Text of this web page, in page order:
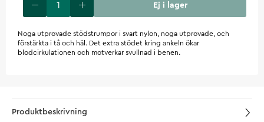
Ej i lager
Noga utprovade stödstrumpor i svart nylon, noga utprovade, och
förstärkta i tå och häl. Det extra stödet kring ankeln ökar
blodcirkulationen och motverkar svullnad i benen.
Produktbeskrivning